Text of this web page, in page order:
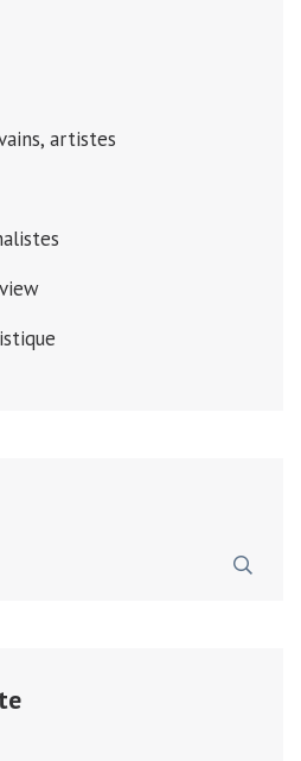
artistes